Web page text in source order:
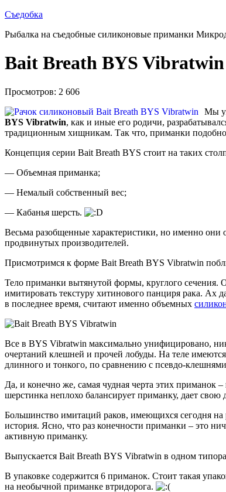
Съедобка
Рыбалка на съедобные силиконовые приманки
Bait Breath BYS Vibratwin
Просмотров: 2 606
Мы
BYS Vibratwin, как и иные его родичи,
традиционным хищникам. Так что, приманки
Концепция серии Bait Breath BYS стоит на таких
— Объемная приманка;
— Немалый собственный вес;
— Кабанья шерсть.
Весьма разобщенные характеристики, но именно они
продвинутых производителей.
Присмотримся к форме Bait Breath BYS Vibratwin
Тело приманки вытянутой формы, круглого сечения.
имитировать текстуру хитинового панциря рака. Ах
в последнее время, считают именно объемных
Все в BYS Vibratwin максимально унифицировано,
очертаний клешней и прочей лобуды. На теле
длинного и тонкого, по сравнению с псевдо-
Да, и конечно же, самая чудная черта этих
шерстинка неплохо балансирует приманку, дает
Большинство имитаций раков, имеющихся сегодня
история. Ясно, что раз конечности приманки – это
активную приманку.
Выпускается Bait Breath BYS Vibratwin в одном
В упаковке содержится 6 приманок. Стоит такая
на необычной приманке втридорога.